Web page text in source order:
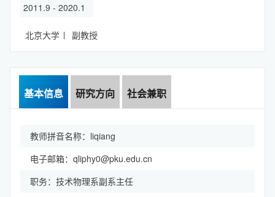
2011.9 - 2020.1
北京大学 副教授
基本信息 研究方向 社会兼职
教师拼音名称：liqiang
电子邮箱： qliphy0@pku.edu.cn
职务：技术物理系副系主任